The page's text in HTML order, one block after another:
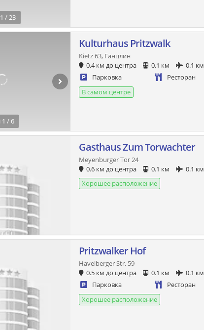
1 / 23
1 / 6
Kulturhaus Pritzwalk
Kietz 63, Ганцлин
0.4 км до центра
0.1 км
0.1 км
Парковка
Ресторан
В самом центре
Gasthaus Zum Torwachter
Meyenburger Tor 24
0.6 км до центра
0.1 км
0.1 км
Хорошее расположение
Pritzwalker Hof
Havelberger Str. 59
0.5 км до центра
0.1 км
0.1 км
Парковка
Ресторан
Хорошее расположение